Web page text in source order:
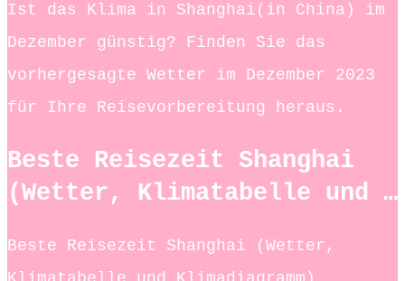
Ist das Klima in Shanghai(in China) im
Dezember günstig? Finden Sie das
vorhergesagte Wetter im Dezember 2023
für Ihre Reisevorbereitung heraus.
Beste Reisezeit Shanghai
(Wetter, Klimatabelle und …
Beste Reisezeit Shanghai (Wetter,